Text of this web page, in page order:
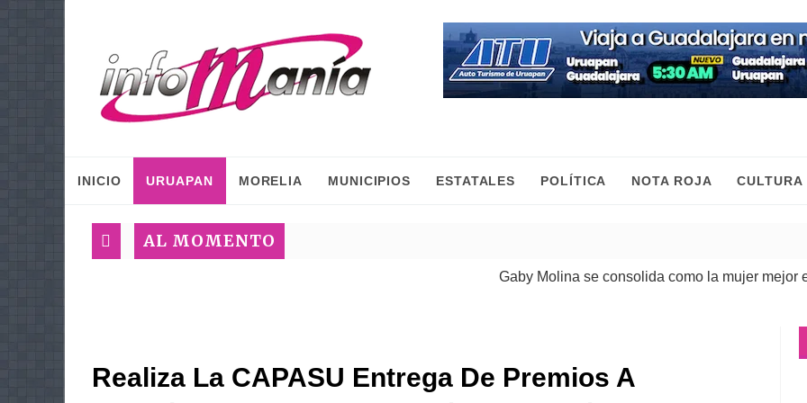
INICIO URUAPAN MORELIA MUNICIPIOS ESTATALES POLÍTICA NOTA ROJA CULTURA
AL MOMENTO
Gaby Molina se consolida como la mujer mejor
Realiza La CAPASU Entrega De Premios A